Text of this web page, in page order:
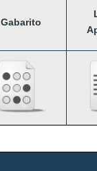
Gabarito